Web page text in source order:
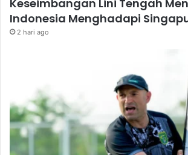
Keseimbangan Lini Tengah
Indonesia Menghadapi
2 hari ago